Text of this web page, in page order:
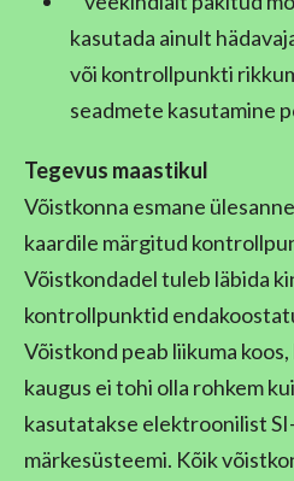
kasutada ainult
või kontrollpunkti
seadmete kasutamine
Tegevus maastikul
Võistkonna esmane
kaardile märgitud
Võistkondadel tuleb läbida
kontrollpunktid
Võistkond peab liikuma
kaugus ei tohi olla rohkem
kasutatakse elektroonilist
märkesüsteemi. Kõik